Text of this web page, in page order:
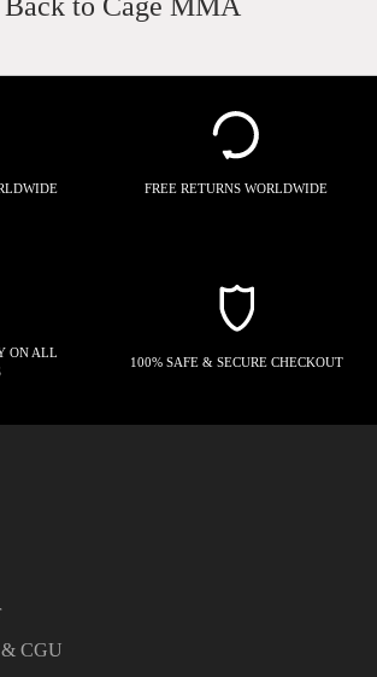
Back to Cage MMA
FREE RETURNS WORLDWIDE
ON ALL
100% SAFE & SECURE CHECKOUT
& CGU